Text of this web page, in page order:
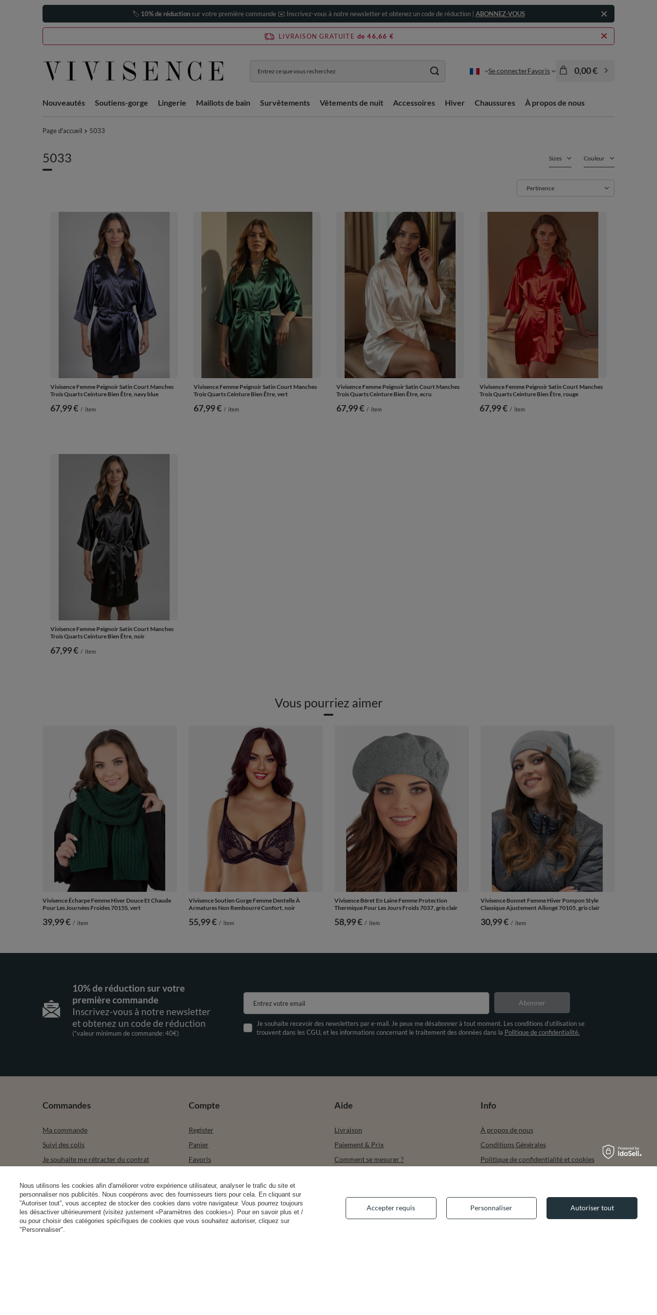
🏷️ 10% de réductionsur votre première commande ✉️ Inscrivez-vous à notre newsletter et obtenez un code de réduction | ABONNEZ-VOUS
LIVRAISON GRATUITE de 46,66 €
Se connecterFavoris 0,00 €
Nouveautés Soutiens-gorge Lingerie Maillots de bain Survêtements Vêtements de nuit Accessoires Hiver Chaussures À propos de nous
Page d'accueil 5033
5033 Sizes Couleur
Zmień sortowanie
Pertinence
Vivisence Femme Peignoir Satin Court Manches
Trois Quarts Ceinture Bien Être, navy blue
67,99 € / item
Vivisence Femme Peignoir Satin Court Manches
Trois Quarts Ceinture Bien Être, vert
67,99 € / item
Vivisence Femme Peignoir Satin Court Manches
Trois Quarts Ceinture Bien Être, ecru
67,99 € / item
Vivisence Femme Peignoir Satin Court Manches
Trois Quarts Ceinture Bien Être, rouge
67,99 € / item
Vivisence Femme Peignoir Satin Court Manches
Trois Quarts Ceinture Bien Être, noir
67,99 € / item
Vous pourriez aimer
Vivisence Écharpe Femme Hiver Douce Et Chaude
Pour Les Journées Froides 7015S, vert
39,99 € / item
Vivisence Soutien Gorge Femme Dentelle À
Armatures Non Rembourré Confort, noir
55,99 € / item
Vivisence Béret En Laine Femme Protection
Thermique Pour Les Jours Froids 7037, gris clair
58,99 € / item
Vivisence Bonnet Femme Hiver Pompon Style
Classique Ajustement Allongé 70105, gris clair
30,99 € / item
10% de réduction sur votre
première commande
Inscrivez-vous à notre newsletter
et obtenez un code de réduction
(*valeur minimum de commande: 40€)
Entrez votre email
Je souhaite recevoir des newsletters par e-mail. Je peux me désabonner à tout moment. Les conditions d’utilisation se
trouvent dans les CGU, et les informations concernant le traitement des données dans la Politique de confidentialité.
Abonner
Commandes
Ma commande
Suivi des colis
Je souhaite me rétracter du contrat
Compte
Register
Panier
Favoris
Mes transactions
Newsletter
Aide
Livraison
Paiement & Prix
Comment se mesurer ?
Droits et préoccupations en matière de
Info
À propos de nous
Conditions Générales
Politique de confidentialité et cookies
Nous utilisons les cookies afin d'améliorer votre expérience utilisateur, analyser le trafic du site et
personnaliser nos publicités. Nous coopérons avec des fournisseurs tiers pour cela. En cliquant sur
”Autoriser tout”, vous acceptez de stocker des cookies dans votre navigateur. Vous pourrez toujours
les désactiver ultérieurement (visitez justement «Paramètres des cookies»). Pour en savoir plus et /
ou pour choisir des catégories spécifiques de cookies que vous souhaitez autoriser, cliquez sur
"Personnaliser".
Accepter requis Personnaliser Autoriser tout